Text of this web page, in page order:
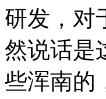
研发，对
然说话是
些浑南的